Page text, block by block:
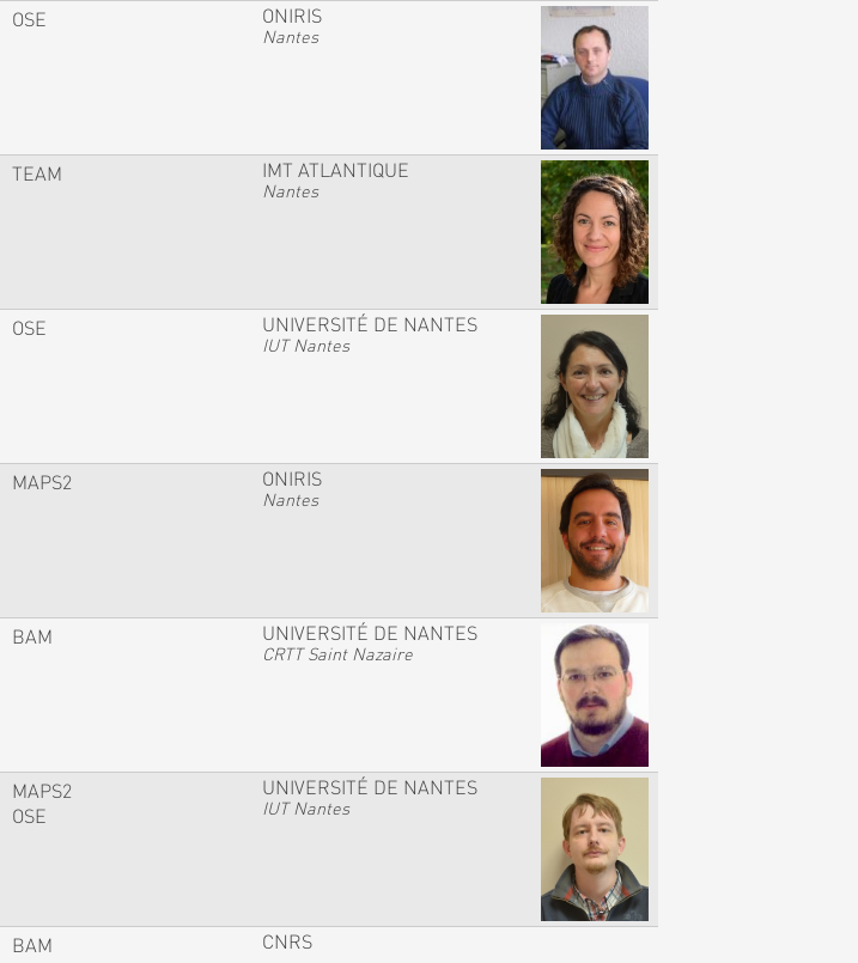
OSE ONIRIS
Nantes
TEAM IMT ATLANTIQUE
Nantes
OSE UNIVERSITÉ DE NANTES
IUT Nantes
MAPS2 ONIRIS
Nantes
BAM UNIVERSITÉ DE NANTES
CRTT Saint Nazaire
MAPS2
OSE
UNIVERSITÉ DE NANTES
IUT Nantes
BAM CNRS